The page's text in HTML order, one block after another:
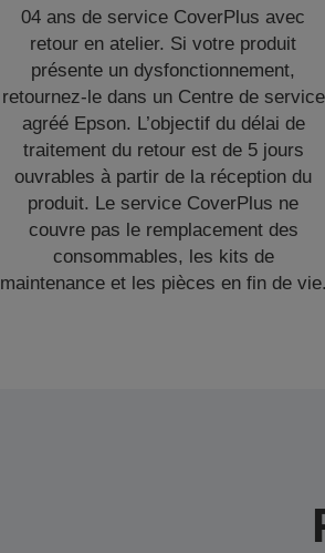
04 ans de service CoverPlus avec
retour en atelier. Si votre produit
présente un dysfonctionnement,
retournez-le dans un Centre de service
agréé Epson. L’objectif du délai de
traitement du retour est de 5 jours
ouvrables à partir de la réception du
produit. Le service CoverPlus ne
couvre pas le remplacement des
consommables, les kits de
maintenance et les pièces en fin de vie.